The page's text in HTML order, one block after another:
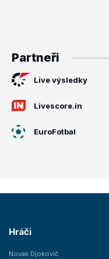
Partneři
Live výsledky
Livescore.in
EuroFotbal
Hráči
Novak Djokovič